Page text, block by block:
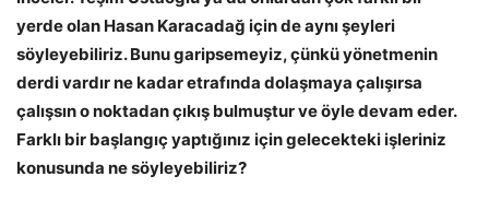
yerde olan Hasan Karacadağ için de aynı şeyleri
söyleyebiliriz. Bunu garipsemeyiz, çünkü yönetmenin
derdi vardır ne kadar etrafında dolaşmaya çalışırsa
çalışsın o noktadan çıkış bulmuştur ve öyle devam eder.
Farklı bir başlangıç yaptığınız için gelecekteki işleriniz
konusunda ne söyleyebiliriz?